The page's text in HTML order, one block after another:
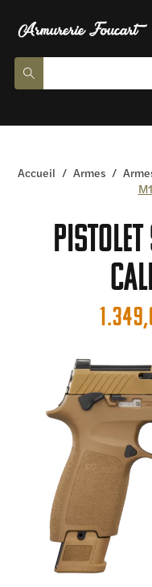
Accueil / Armes /
Pistolet